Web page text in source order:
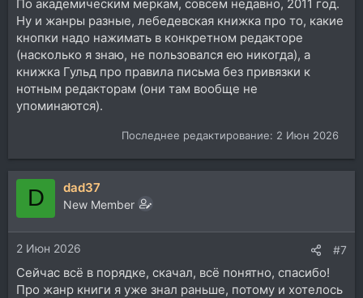
По академическим меркам, совсем недавно, 2011 год.
Ну и жанры разные, лебедевская книжка про то, какие
кнопки надо нажимать в конкретном редакторе
(насколько я знаю, не пользовался ею никогда), а
книжка Гульд про правила письма без привязки к
нотным редакторам (они там вообще не
упоминаются).
Последнее редактирование: 2 Июн 2026
D dad37
New Member
2 Июн 2026 #7
Сейчас всё в порядке, скачал, всё понятно, спасибо!
Про жанр книги я уже знал раньше, потому и хотелось